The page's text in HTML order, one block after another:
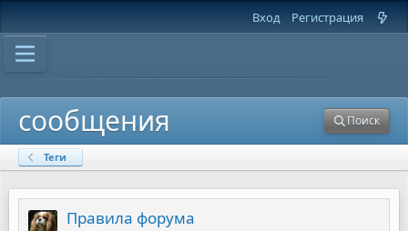
Вход Регистрация
сообщения Поиск
Теги
Правила форума